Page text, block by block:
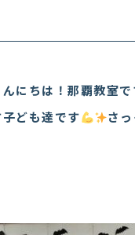
んにちは！那覇教室
ども達です
さ